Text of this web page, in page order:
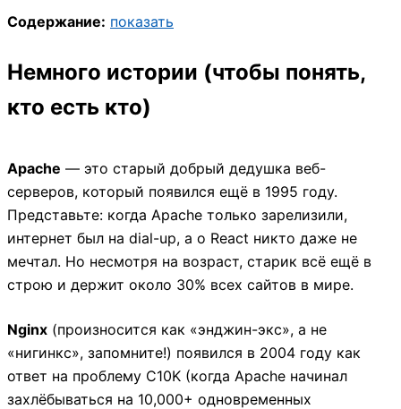
Содержание: показать
Немного истории (чтобы понять,
кто есть кто)
Apache — это старый добрый дедушка веб-
серверов, который появился ещё в 1995 году.
Представьте: когда Apache только зарелизили,
интернет был на dial-up, а о React никто даже не
мечтал. Но несмотря на возраст, старик всё ещё в
строю и держит около 30% всех сайтов в мире.
Nginx (произносится как «энджин-экс», а не
«нигинкс», запомните!) появился в 2004 году как
ответ на проблему C10K (когда Apache начинал
захлёбываться на 10,000+ одновременных